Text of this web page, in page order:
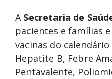
A Secretaria de
pacientes e famílias
vacinas do
Hepatite B, Febre
Pentavalente,